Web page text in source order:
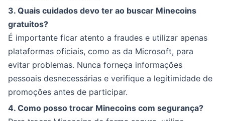
3. Quais cuidados devo ter ao buscar Minecoins
gratuitos?
É importante ficar atento a fraudes e utilizar apenas
plataformas oficiais, como as da Microsoft, para
evitar problemas. Nunca forneça informações
pessoais desnecessárias e verifique a legitimidade de
promoções antes de participar.
4. Como posso trocar Minecoins com segurança?